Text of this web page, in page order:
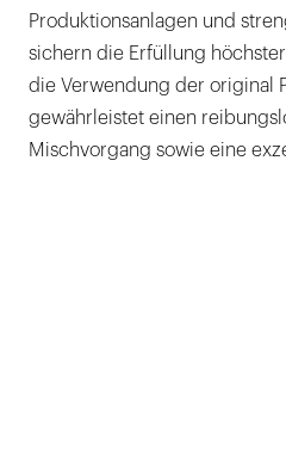
Produktionsanlagen und
sichern die Erfüllung
die Verwendung der original
gewährleistet einen
Mischvorgang sowie eine